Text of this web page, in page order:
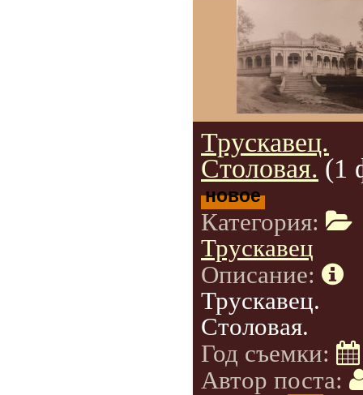
Трускавец.
Столовая. (1
новое
Категория:
Трускавец
Описание:
Трускавец.
Столовая.
Год съемки:
Автор поста: